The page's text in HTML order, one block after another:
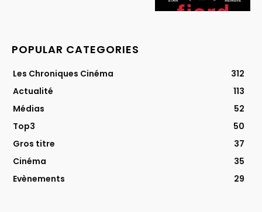
POPULAR CATEGORIES
Les Chroniques Cinéma
312
Actualité
113
Médias
52
Top3
50
Gros titre
37
Cinéma
35
Evènements
29